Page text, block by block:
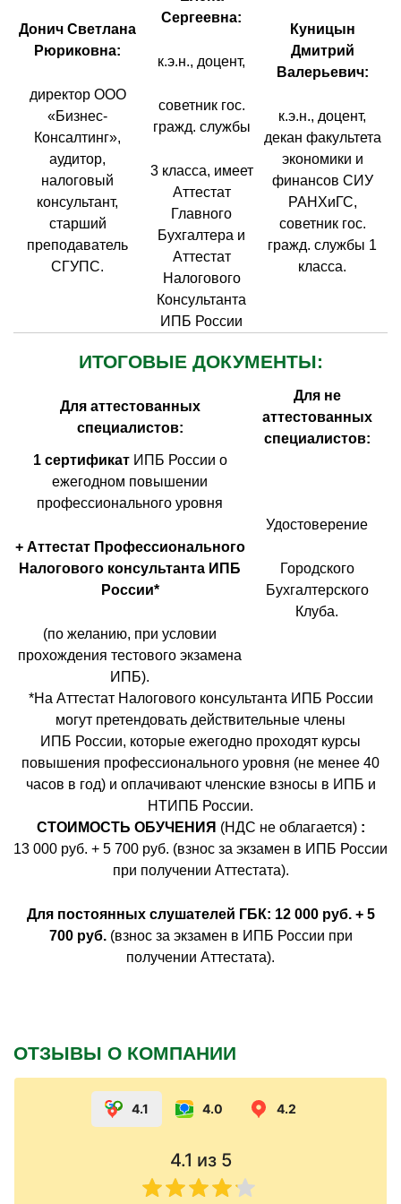
Донич Светлана
Рюриковна:
директор ООО
«Бизнес-
Консалтинг»,
аудитор,
налоговый
консультант,
старший
преподаватель
СГУПС.
Сергеевна:
к.э.н., доцент,
советник гос.
гражд. службы
3 класса, имеет
Аттестат
Главного
Бухгалтера и
Аттестат
Налогового
Консультанта
ИПБ России
Куницын
Дмитрий
Валерьевич:
к.э.н., доцент,
декан факультета
экономики и
финансов СИУ
РАНХиГС,
советник гос.
гражд. службы 1
класса.
ИТОГОВЫЕ ДОКУМЕНТЫ:
Для аттестованных
специалистов:
Для не
аттестованных
специалистов:
1 сертификат ИПБ России о
ежегодном повышении
профессионального уровня
+ Аттестат Профессионального
Налогового консультанта ИПБ
России*
(по желанию, при условии
прохождения тестового экзамена
ИПБ).
Удостоверение
Городского
Бухгалтерского
Клуба.
*На Аттестат Налогового консультанта ИПБ России
могут претендовать действительные члены
ИПБ России, которые ежегодно проходят курсы
повышения профессионального уровня (не менее 40
часов в год) и оплачивают членские взносы в ИПБ и
НТИПБ России.
СТОИМОСТЬ ОБУЧЕНИЯ (НДС не облагается) :
13 000 руб. + 5 700 руб. (взнос за экзамен в ИПБ России
при получении Аттестата).
Для постоянных слушателей ГБК: 12 000 руб. + 5
700 руб. (взнос за экзамен в ИПБ России при
получении Аттестата).
ОТЗЫВЫ О КОМПАНИИ
4.1 4.0 4.2
4.1 из 5